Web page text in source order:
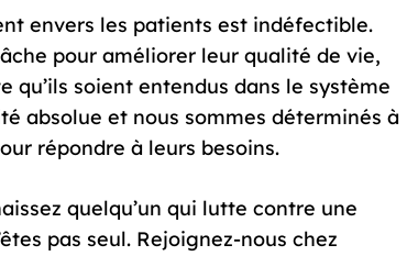
envers les patients est indéfectible.
pour améliorer leur qualité de vie,
soient entendus dans le système
absolue et nous sommes déterminés à
répondre à leurs besoins.
quelqu’un qui lutte contre une
pas seul. Rejoignez-nous chez